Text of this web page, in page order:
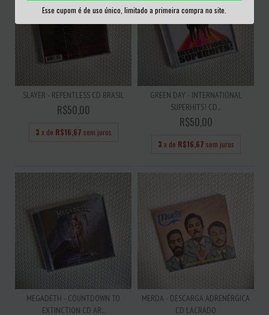
Esse cupom é de uso único, limitado a primeira compra no site.
SLAYER - REPENTLESS CD BRASIL
R$50,00
3 x de R$16,67 sem juros
GREEN DAY - INTERNATIONAL
SUPERHITS! CD...
R$50,00
3 x de R$16,67 sem juros
MEGADETH - COUNTDOWN TO
EXTINCTION CD AR...
MERDA - DESCARGA ADRENÉRGICA
CD LACRADO